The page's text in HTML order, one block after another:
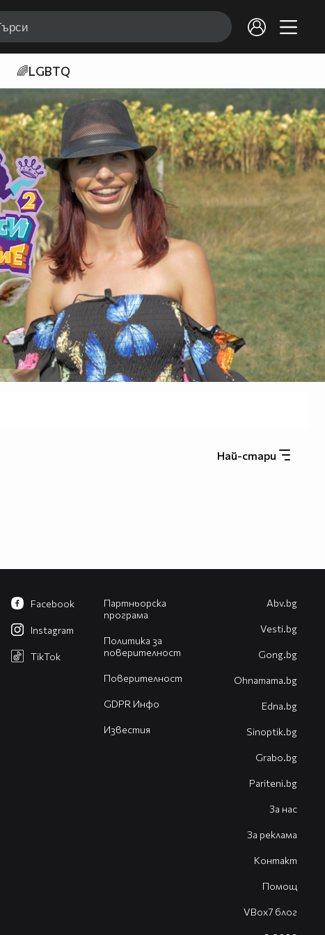
🌈LGBTQ
Най-стари
Партньорска
програма
Политика за
поверителност
Поверителност
GDPR Инфо
Известия
Facebook
Instagram
TikTok
Abv.bg
Vesti.bg
Gong.bg
Оhnamama.bg
Edna.bg
Sinoptik.bg
Grabo.bg
Pariteni.bg
За нас
За реклама
Контакт
Помощ
VBox7 блог